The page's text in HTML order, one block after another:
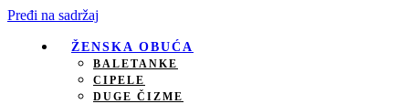
Pređi na sadržaj
ŽENSKA OBUĆA
BALETANKE
CIPELE
DUGE ČIZME